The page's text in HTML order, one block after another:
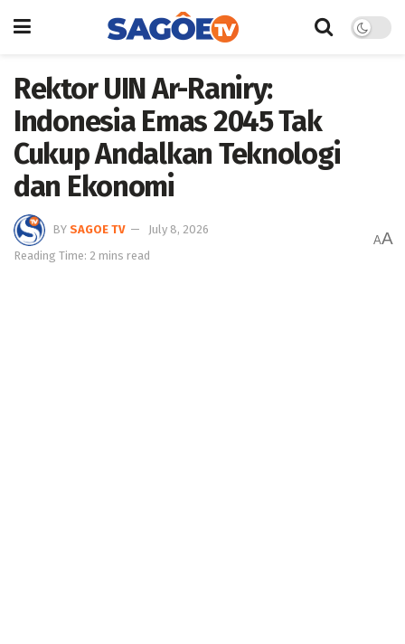
Rektor UIN Ar-Raniry:
Indonesia Emas 2045 Tak
Cukup Andalkan Teknologi
dan Ekonomi
BY SAGOE TV
July 8, 2026
Reading Time: 2 mins read
AA